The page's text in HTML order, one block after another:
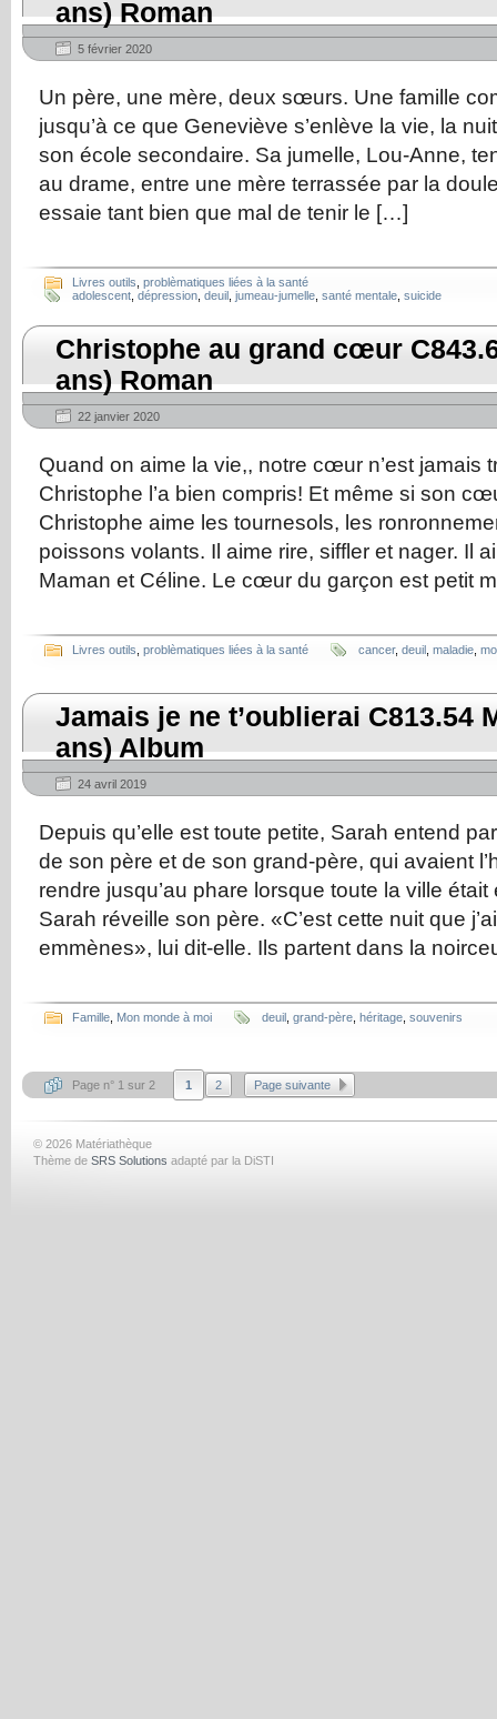
ans) Roman
5 février 2020
Un père, une mère, deux sœurs. Une famille
jusqu’à ce que Geneviève s’enlève la vie, la
son école secondaire. Sa jumelle, Lou-Anne,
au drame, entre une mère terrassée par la
essaie tant bien que mal de tenir le […]
Livres outils problèmatiques liées à la santé
adolescent dépression deuil jumeau-jumelle santé mentale suicide
Christophe au grand cœur
ans) Roman
22 janvier 2020
Quand on aime la vie,, notre cœur n’est jamais
Christophe l’a bien compris! Et même si son
Christophe aime les tournesols, les
poissons volants. Il aime rire, siffler et nager. Il
Maman et Céline. Le cœur du garçon est petit
Livres outils problèmatiques liées à la santé cancer, deuil maladie
Jamais je ne t’oublierai C813.54
ans) Album
24 avril 2019
Depuis qu’elle est toute petite, Sarah entend
de son père et de son grand-père, qui avaient
rendre jusqu’au phare lorsque toute la ville
Sarah réveille son père. «C’est cette nuit que
emmènes», lui dit-elle. Ils partent dans la
Famille Mon monde à moi deuil grand-père héritage souvenirs
Page n° 1 sur 2 1 2 Page suivante
© 2026 Matériathèque
Thème de SRS Solutions adapté par la DiSTI